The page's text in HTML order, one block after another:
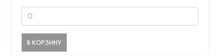
В КОРЗИНУ